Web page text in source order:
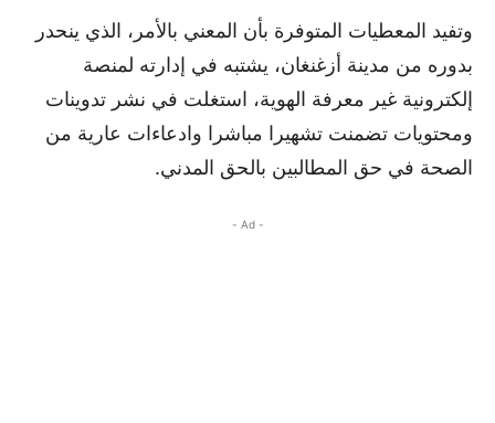
وتفيد المعطيات المتوفرة بأن المعني بالأمر، الذي ينحدر
بدوره من مدينة أزغنغان، يشتبه في إدارته لمنصة
إلكترونية غير معرفة الهوية، استغلت في نشر تدوينات
ومحتويات تضمنت تشهيرا مباشرا وادعاءات عارية من
الصحة في حق المطالبين بالحق المدني.
- Ad -